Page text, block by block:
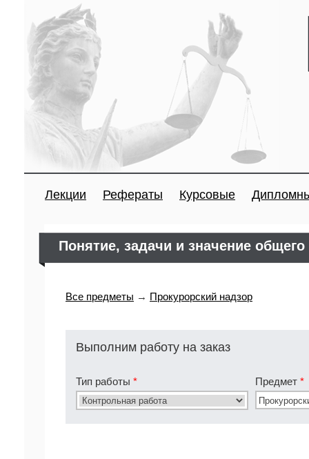
Лекции Рефераты Курсовые
Понятие, задачи и значение общего
Все предметы → Прокурорский надзор
Выполним работу на заказ
Тип работы * Предмет *